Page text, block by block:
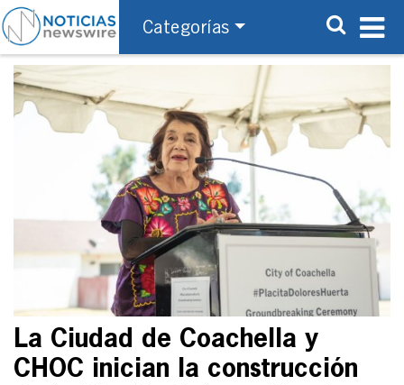
Categorías
La Ciudad de Coachella y
CHOC inician la construcción